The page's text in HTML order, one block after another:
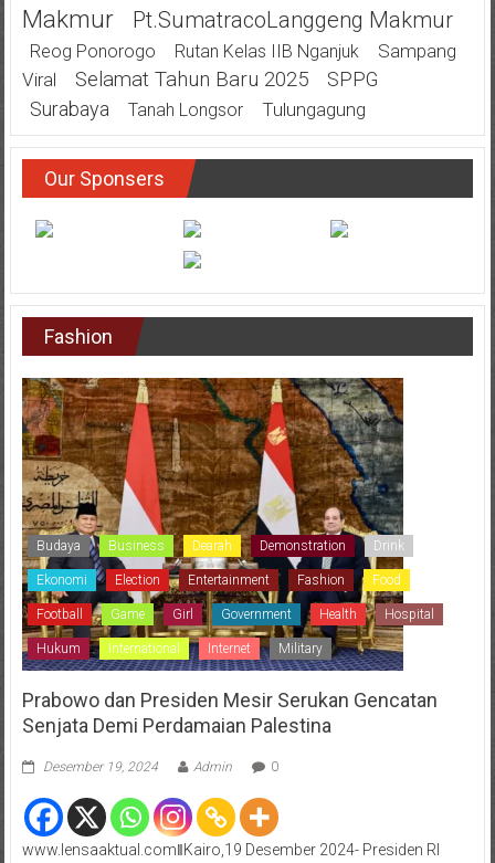
Makmur
Pt.SumatracoLanggeng Makmur
Reog Ponorogo Rutan Kelas IIB Nganjuk
Sampang
Viral
Selamat Tahun Baru 2025
SPPG
Surabaya
Tanah Longsor Tulungagung
Our Sponsers
Fashion
Budaya Business Dearah Demonstration Drink
Ekonomi Election Entertainment Fashion Food
Football Game Girl Government Health Hospital
Hukum International Internet Military
Prabowo dan Presiden Mesir Serukan Gencatan
Senjata Demi Perdamaian Palestina
Desember 19, 2024 Admin 0
www.lensaaktual.comǁKairo,19 Desember 2024- Presiden RI